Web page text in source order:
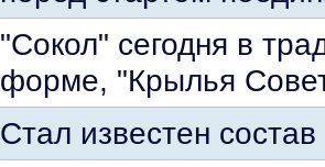
"Сокол" сегодня в
форме, "Крылья
Стал известен